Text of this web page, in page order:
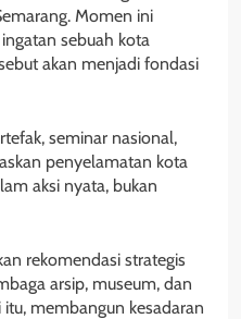
Momen ini
sebuah kota
akan menjadi fondasi
seminar nasional,
penyelamatan kota
aksi nyata, bukan
rekomendasi strategis
arsip, museum, dan
membangun kesadaran